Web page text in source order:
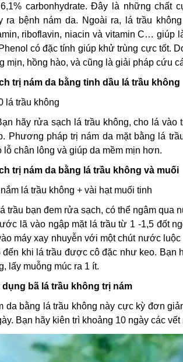
carbonhydrate. Đây là những chất
ra bệnh nám da. Ngoài ra, lá trầu
riboflavin, niacin và vitamin C… giúp
có đặc tính giúp khử trùng cực tốt.
mịn, hồng hào, và cũng là giải pháp cứu
trị nám da bằng tinh dầu lá trầu không
lá trầu không
hãy rửa sạch lá trầu không, cho lá
Phương pháp trị nám da mặt bằng lá
lỗ chân lông và giúp da mềm mịn hơn.
trị nám da bằng lá trầu không và muối
lá trầu không + vài hạt muối tinh
trầu bạn đem rửa sạch, có thể ngâm qua
lã vào ngập mặt lá trầu từ 1 -1,5 đốt
máy xay nhuyễn với một chút nước
khi lá trầu được cô đặc như keo. Bạn
lấy muỗng múc ra 1 ít.
bã lá trầu không trị nám
da bằng lá trầu không này cực kỳ đơn
Bạn hãy kiên trì khoảng 10 ngày các